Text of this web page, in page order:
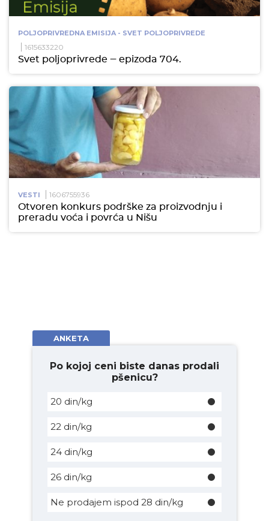
POLJOPRIVREDNA EMISIJA - SVET POLJOPRIVREDE
1615633220
Svet poljoprivrede ‒ epizoda 704.
VESTI 1606755936
Otvoren konkurs podrške za proizvodnju i
preradu voća i povrća u Nišu
ANKETA
Po kojoj ceni biste danas prodali
pšenicu?
20 din/kg
22 din/kg
24 din/kg
26 din/kg
Ne prodajem ispod 28 din/kg